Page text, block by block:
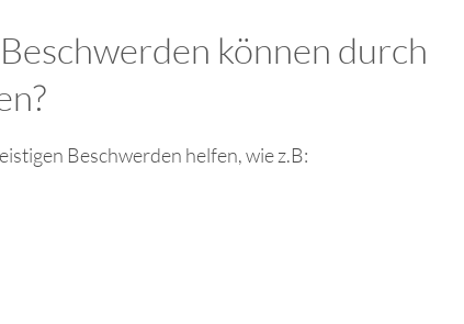
können durch
Beschwerden helfen, wie z.B: